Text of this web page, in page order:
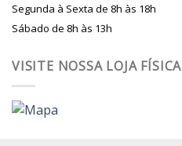
Segunda à Sexta de 8h às 18h
Sábado de 8h às 13h
VISITE NOSSA LOJA FÍSICA